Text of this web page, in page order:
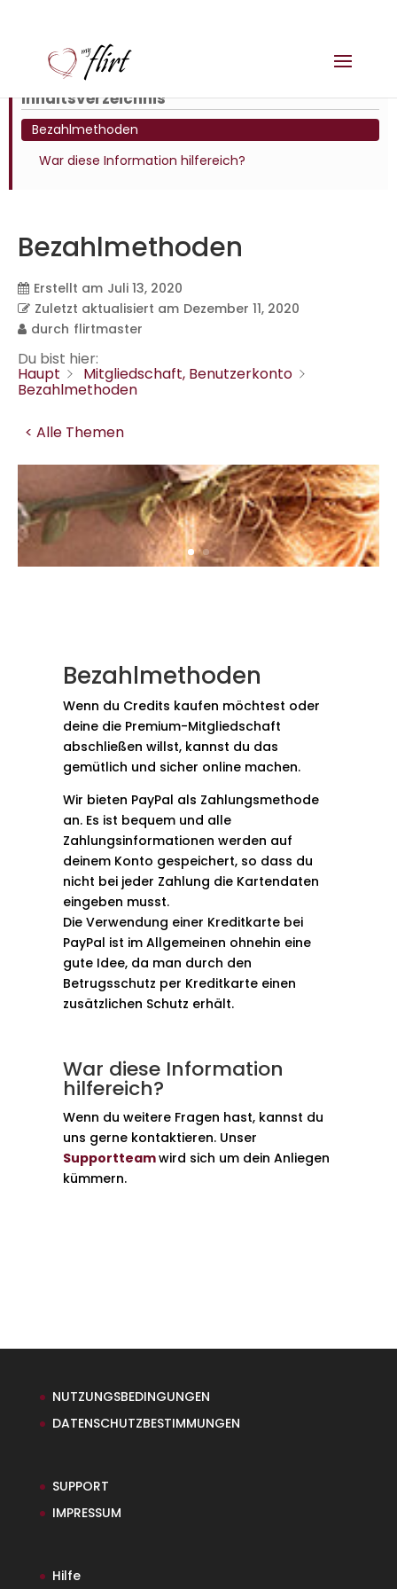
Bezahlmethoden
Erstellt am Juli 13, 2020
Zuletzt aktualisiert am Dezember 11, 2020
durch flirtmaster
Du bist hier:
Haupt Mitgliedschaft, Benutzerkonto
Bezahlmethoden
< Alle Themen
Bezahlmethoden
Wenn du Credits kaufen möchtest oder
deine die Premium-Mitgliedschaft
abschließen willst, kannst du das
gemütlich und sicher online machen.
Wir bieten PayPal als Zahlungsmethode
an. Es ist bequem und alle
Zahlungsinformationen werden auf
deinem Konto gespeichert, so dass du
nicht bei jeder Zahlung die Kartendaten
eingeben musst.
Die Verwendung einer Kreditkarte bei
PayPal ist im Allgemeinen ohnehin eine
gute Idee, da man durch den
Betrugsschutz per Kreditkarte einen
zusätzlichen Schutz erhält.
War diese Information
hilfereich?
Wenn du weitere Fragen hast, kannst du
uns gerne kontaktieren. Unser
Supportteamwird sich um dein Anliegen
kümmern.
Inhaltsverzeichnis
Bezahlmethoden
War diese Information hilfereich?
NUTZUNGSBEDINGUNGEN
DATENSCHUTZBESTIMMUNGEN
SUPPORT
IMPRESSUM
Hilfe